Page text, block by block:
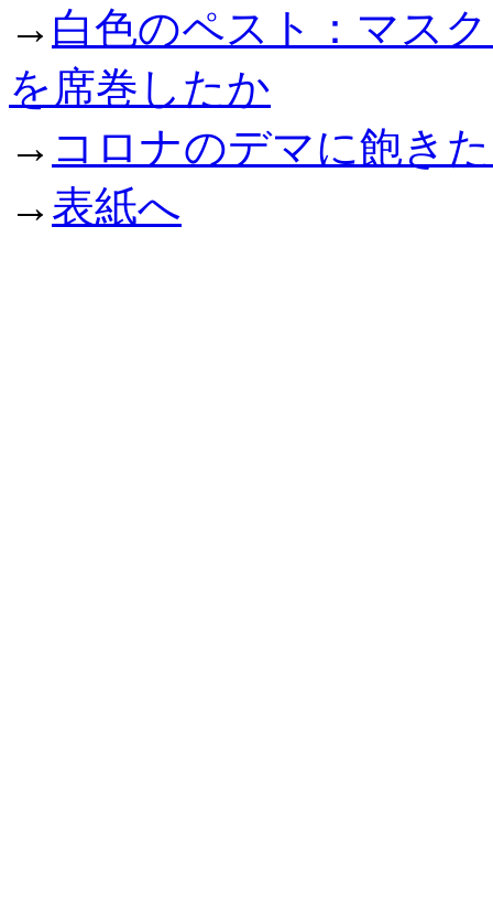
→ 白色のペスト：マス
を席巻したか
→ コロナのデマに飽き
→ 表紙へ